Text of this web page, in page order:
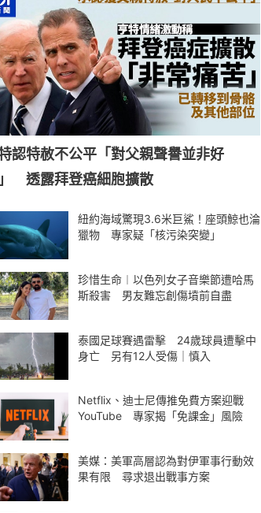
認特赦不公平「對父親聲譽並非好
透露拜登癌細胞擴散
紐約海域驚現3.6米巨鯊！座頭鯨也淪
獵物 專家疑「核污染突變」
珍惜生命︱以色列女子音樂節遭哈馬
斯殺害 男友難忘創傷墳前自盡
泰國足球賽遇雷擊 24歲球員遭擊中
身亡 另有12人受傷｜慎入
Netflix、迪士尼傳推免費方案迎戰
YouTube 專家揭「免課金」風險
美媒：美軍高層認為對伊軍事行動效
果有限 尋求退出戰事方案